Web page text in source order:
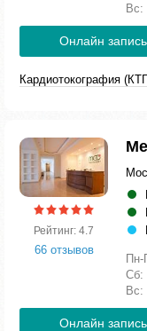
Вс:
Онлайн запись
Кардиотокография
Рейтинг: 4.7
66 отзывов
Пн-
Сб:
Вс:
Онлайн запись